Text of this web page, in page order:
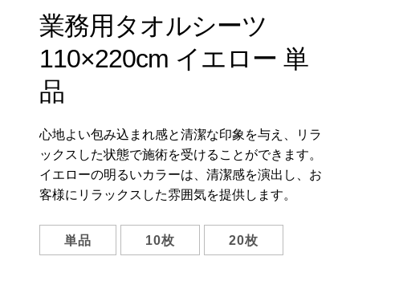
業務用タオルシーツ
110×220cm イエロー 単
品
心地よい包み込まれ感と清潔な印象を与え、リラ
ックスした状態で施術を受けることができます。
イエローの明るいカラーは、清潔感を演出し、お
客様にリラックスした雰囲気を提供します。
単品 10枚 20枚